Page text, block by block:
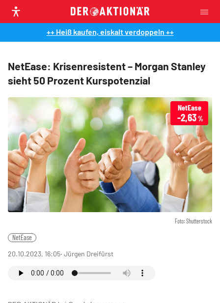
++ Heiß kaufen, eiskalt verdoppeln ++
NetEase: Krisenresistent – Morgan Stanley
sieht 50 Prozent Kurspotenzial
Foto: Shutterstock
NetEase
-2,63%
NetEase
20.10.2023, 16:05‧ Jürgen Dreifürst